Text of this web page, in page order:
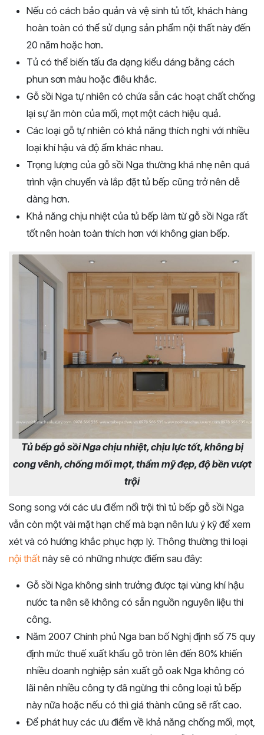
Nếu có cách bảo quản và vệ sinh tủ tốt, khách hàng
hoàn toàn có thể sử dụng sản phẩm nội thất này đến
20 năm hoặc hơn.
Tủ có thể biến tấu đa dạng kiểu dáng bằng cách
phun sơn màu hoặc điêu khắc.
Gỗ sồi Nga tự nhiên có chứa sẵn các hoạt chất chống
lại sự ăn mòn của mối, mọt một cách hiệu quả.
Các loại gỗ tự nhiên có khả năng thích nghi với nhiều
loại khí hậu và độ ẩm khác nhau.
Trọng lượng của gỗ sồi Nga thường khá nhẹ nên quá
trình vận chuyển và lắp đặt tủ bếp cũng trở nên dễ
dàng hơn.
Khả năng chịu nhiệt của tủ bếp làm từ gỗ sồi Nga rất
tốt nên hoàn toàn thích hơn với không gian bếp.
Tủ bếp gỗ sồi Nga chịu nhiệt, chịu lực tốt, không bị
cong vênh, chống mối mọt, thẩm mỹ đẹp, độ bền vượt
trội
Song song với các ưu điểm nổi trội thì tủ bếp gỗ sồi Nga
vẫn còn một vài mặt hạn chế mà bạn nên lưu ý kỹ để xem
xét và có hướng khắc phục hợp lý. Thông thường thì loại
nội thất này sẽ có những nhược điểm sau đây:
Gỗ sồi Nga không sinh trưởng được tại vùng khí hậu
nước ta nên sẽ không có sẵn nguồn nguyên liệu thi
công.
Năm 2007 Chính phủ Nga ban bố Nghị định số 75 quy
định mức thuế xuất khẩu gỗ tròn lên đến 80% khiến
nhiều doanh nghiệp sản xuất gỗ oak Nga không có
lãi nên nhiều công ty đã ngừng thi công loại tủ bếp
này nữa hoặc nếu có thì giá thành cũng sẽ rất cao.
Để phát huy các ưu điểm về khả năng chống mối, mọt,